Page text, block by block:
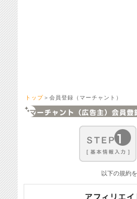
トップ ＞会員登録（マーチャント）
以下の規約